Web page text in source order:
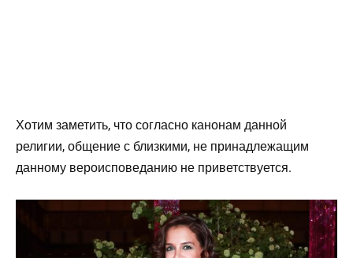
Хотим заметить, что согласно канонам данной
религии, общение с близкими, не принадлежащим
данному вероисповеданию не приветствуется.